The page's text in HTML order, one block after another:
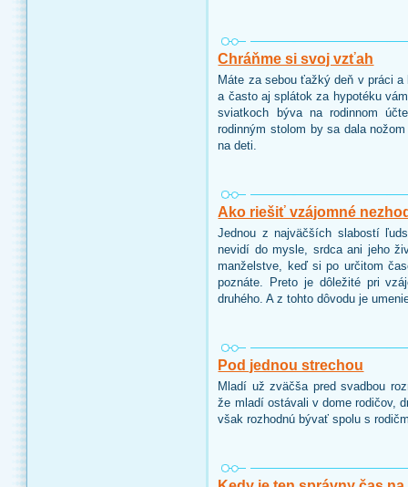
Chráňme si svoj vzťah
Máte za sebou ťažký deň v práci
a často aj splátok za hypotéku
sviatkoch býva na rodinnom
rodinným stolom by sa dala
na deti.
Ako riešiť vzájomné
Jednou z najväčších slabostí
nevidí do mysle, srdca ani jeho
manželstve, keď si po určitom
poznáte. Preto je dôležité pri
druhého. A z tohto dôvodu je
Pod jednou strechou
Mladí už zväčša pred svadbou
že mladí ostávali v dome rodičov,
však rozhodnú bývať spolu s